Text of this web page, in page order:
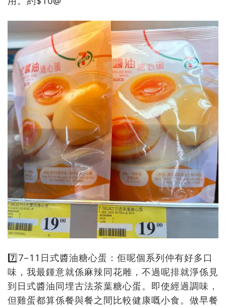
7️⃣7–11日式醬油糖心蛋：佢呢個系列仲有好多口
味，我最鍾意就係麻辣同花雕，不過呢排就淨係見
到日式醬油同埋古法茶葉糖心蛋。即使經過調味，
但雞蛋都算係餐與餐之間比較健康嘅小食。做早餐